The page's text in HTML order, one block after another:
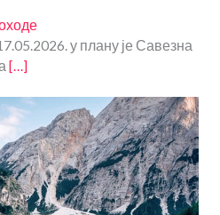
у плану је Савезна
[…]